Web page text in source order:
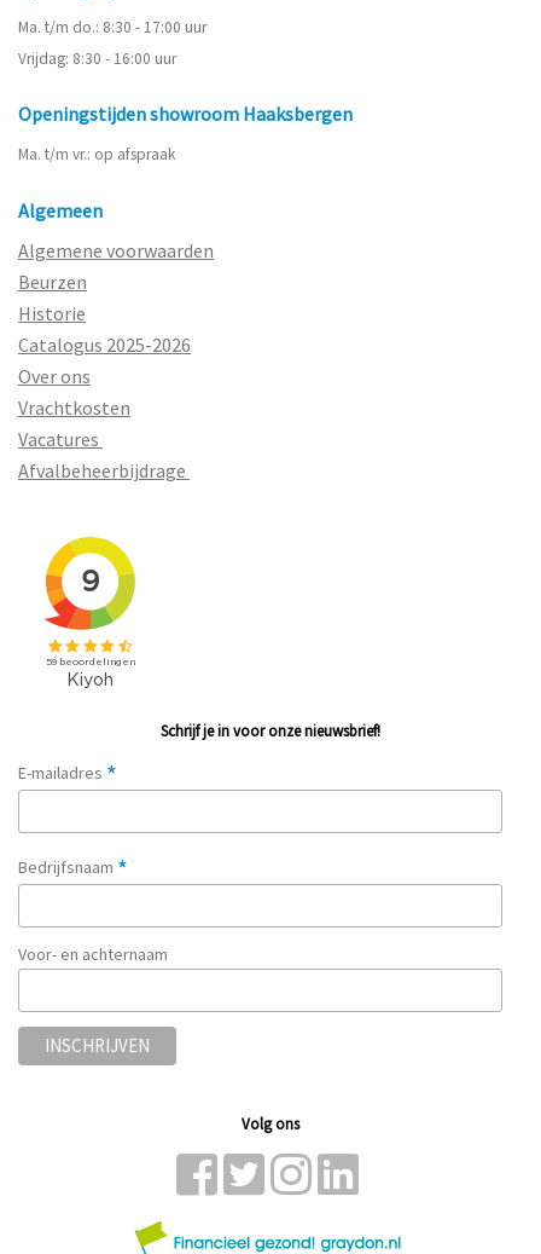
Ma. t/m do.: 8:30 - 17:00 uur
Vrijdag: 8:30 - 16:00 uur
Openingstijden showroom Haaksbergen
Ma. t/m vr.: op afspraak
Algemeen
Algemene voorwaarden
Beurzen
Historie
Catalogus 2025-2026
Over ons
Vrachtkosten
Vacatures
Afvalbeheerbijdrage
Schrijf je in voor onze nieuwsbrief!
E-mailadres *
Bedrijfsnaam *
Voor- en achternaam
Volg ons